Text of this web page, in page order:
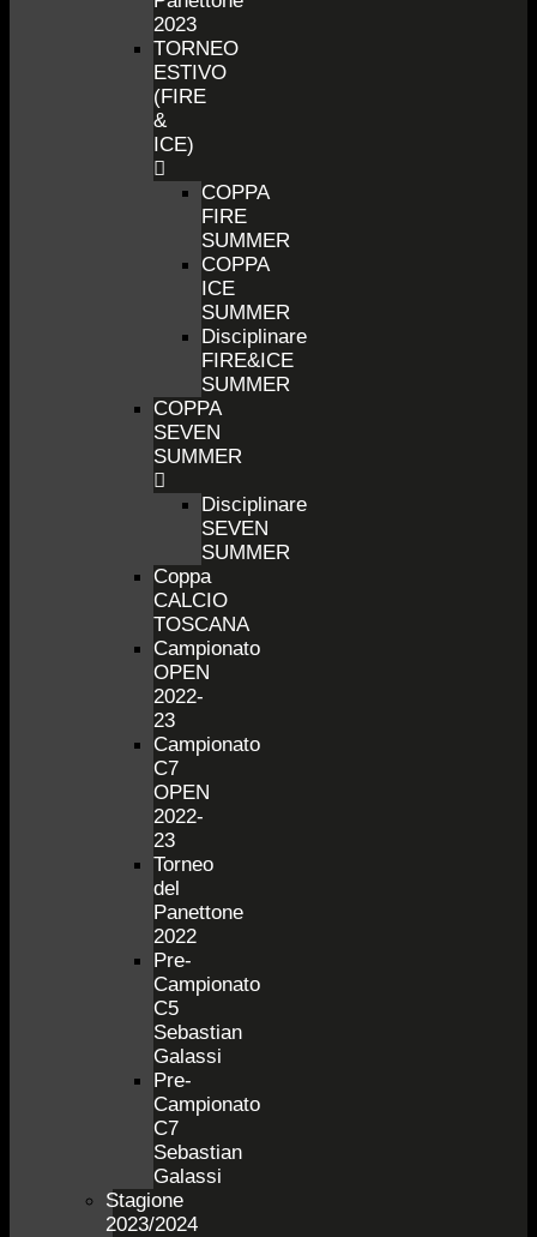
2023
TORNEO
ESTIVO
(FIRE
&
ICE)
COPPA
FIRE
SUMMER
COPPA
ICE
SUMMER
Disciplinare
FIRE&ICE
SUMMER
COPPA
SEVEN
SUMMER
Disciplinare
SEVEN
SUMMER
Coppa
CALCIO
TOSCANA
Campionato
OPEN
2022-
23
Campionato
C7
OPEN
2022-
23
Torneo
del
Panettone
2022
Pre-
Campionato
C5
Sebastian
Galassi
Pre-
Campionato
C7
Sebastian
Galassi
Stagione
2023/2024